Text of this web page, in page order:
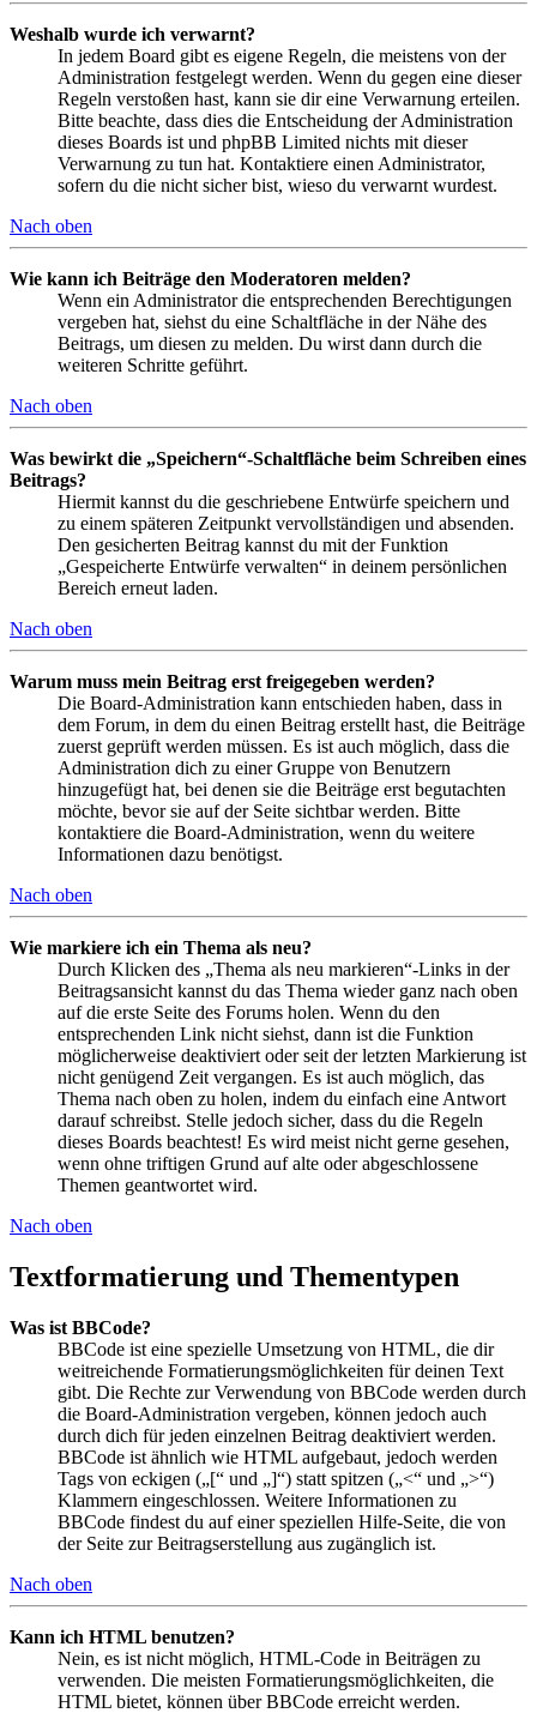
Weshalb wurde ich verwarnt?
In jedem Board gibt es eigene Regeln, die meistens von der
Administration festgelegt werden. Wenn du gegen eine dieser
Regeln verstoßen hast, kann sie dir eine Verwarnung erteilen.
Bitte beachte, dass dies die Entscheidung der Administration
dieses Boards ist und phpBB Limited nichts mit dieser
Verwarnung zu tun hat. Kontaktiere einen Administrator,
sofern du die nicht sicher bist, wieso du verwarnt wurdest.
Nach oben
Wie kann ich Beiträge den Moderatoren melden?
Wenn ein Administrator die entsprechenden Berechtigungen
vergeben hat, siehst du eine Schaltfläche in der Nähe des
Beitrags, um diesen zu melden. Du wirst dann durch die
weiteren Schritte geführt.
Nach oben
Was bewirkt die „Speichern“-Schaltfläche beim Schreiben eines
Beitrags?
Hiermit kannst du die geschriebene Entwürfe speichern und
zu einem späteren Zeitpunkt vervollständigen und absenden.
Den gesicherten Beitrag kannst du mit der Funktion
„Gespeicherte Entwürfe verwalten“ in deinem persönlichen
Bereich erneut laden.
Nach oben
Warum muss mein Beitrag erst freigegeben werden?
Die Board-Administration kann entschieden haben, dass in
dem Forum, in dem du einen Beitrag erstellt hast, die Beiträge
zuerst geprüft werden müssen. Es ist auch möglich, dass die
Administration dich zu einer Gruppe von Benutzern
hinzugefügt hat, bei denen sie die Beiträge erst begutachten
möchte, bevor sie auf der Seite sichtbar werden. Bitte
kontaktiere die Board-Administration, wenn du weitere
Informationen dazu benötigst.
Nach oben
Wie markiere ich ein Thema als neu?
Durch Klicken des „Thema als neu markieren“-Links in der
Beitragsansicht kannst du das Thema wieder ganz nach oben
auf die erste Seite des Forums holen. Wenn du den
entsprechenden Link nicht siehst, dann ist die Funktion
möglicherweise deaktiviert oder seit der letzten Markierung ist
nicht genügend Zeit vergangen. Es ist auch möglich, das
Thema nach oben zu holen, indem du einfach eine Antwort
darauf schreibst. Stelle jedoch sicher, dass du die Regeln
dieses Boards beachtest! Es wird meist nicht gerne gesehen,
wenn ohne triftigen Grund auf alte oder abgeschlossene
Themen geantwortet wird.
Nach oben
Textformatierung und Thementypen
Was ist BBCode?
BBCode ist eine spezielle Umsetzung von HTML, die dir
weitreichende Formatierungsmöglichkeiten für deinen Text
gibt. Die Rechte zur Verwendung von BBCode werden durch
die Board-Administration vergeben, können jedoch auch
durch dich für jeden einzelnen Beitrag deaktiviert werden.
BBCode ist ähnlich wie HTML aufgebaut, jedoch werden
Tags von eckigen („[“ und „]“) statt spitzen („<“ und „>“)
Klammern eingeschlossen. Weitere Informationen zu
BBCode findest du auf einer speziellen Hilfe-Seite, die von
der Seite zur Beitragserstellung aus zugänglich ist.
Nach oben
Kann ich HTML benutzen?
Nein, es ist nicht möglich, HTML-Code in Beiträgen zu
verwenden. Die meisten Formatierungsmöglichkeiten, die
HTML bietet, können über BBCode erreicht werden.